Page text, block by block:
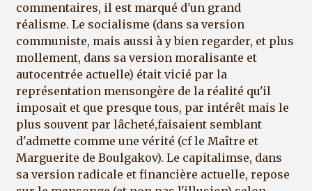
commentaires, il est marqué d'un grand
réalisme. Le socialisme (dans sa version
communiste, mais aussi à y bien regarder, et plus
mollement, dans sa version moralisante et
autocentrée actuelle) était vicié par la
représentation mensongère de la réalité qu'il
imposait et que presque tous, par intérêt mais le
plus souvent par lâcheté,faisaient semblant
d'admette comme une vérité (cf le Maître et
Marguerite de Boulgakov). Le capitalimse, dans
sa version radicale et financière actuelle, repose